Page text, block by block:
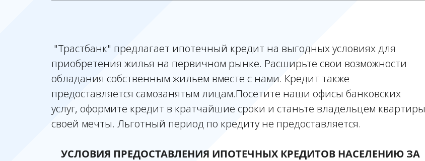
"Трастбанк" предлагает ипотечный кредит на выгодных условиях для
приобретения жилья на первичном рынке. Расширьте свои возможности
обладания собственным жильем вместе с нами. Кредит также
предоставляется самозанятым лицам.Посетите наши офисы банковских
услуг, оформите кредит в кратчайшие сроки и станьте владельцем квартиры
своей мечты. Льготный период по кредиту не предоставляется.
УСЛОВИЯ ПРЕДОСТАВЛЕНИЯ ИПОТЕЧНЫХ КРЕДИТОВ НАСЕЛЕНИЮ ЗА